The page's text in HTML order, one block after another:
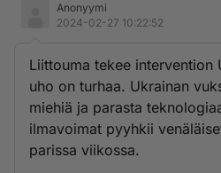
Anonyymi
2024-02-27 10:22:52
Liittouma tekee intervention
uho on turhaa. Ukrainan
miehiä ja parasta
ilmavoimat pyyhkii
parissa viikossa.